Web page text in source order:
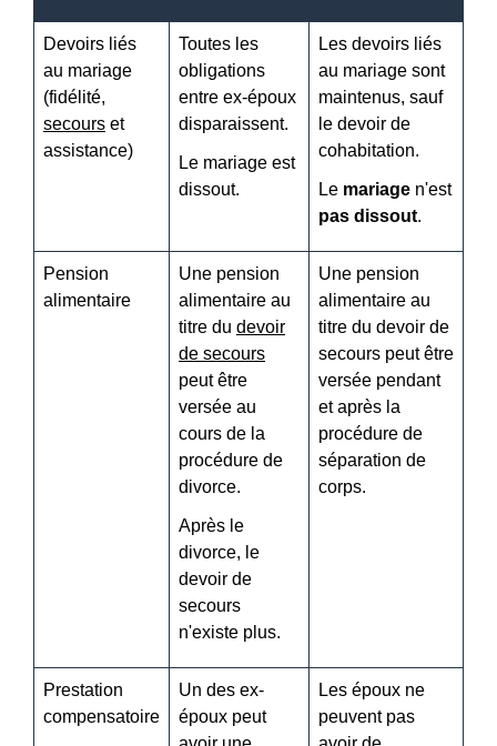
Devoirs liés
au mariage
(fidélité,
secours et
assistance)
Toutes les
obligations
entre ex-époux
disparaissent.
Le mariage est
dissout.
Les devoirs liés
au mariage sont
maintenus, sauf
le devoir de
cohabitation.
Le mariage n'est
pas dissout.
Pension
alimentaire
Une pension
alimentaire au
titre du devoir
de secours
peut être
versée au
cours de la
procédure de
divorce.
Après le
divorce, le
devoir de
secours
n'existe plus.
Une pension
alimentaire au
titre du devoir de
secours peut être
versée pendant
et après la
procédure de
séparation de
corps.
Prestation
compensatoire
Un des ex-
époux peut
Les époux ne
peuvent pas